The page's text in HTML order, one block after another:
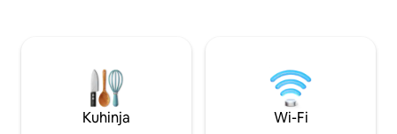
besplatnim parkingom, samo nekoliko
koraka od parkova, kafića, prodavnica,
zoološkog vrta, ptičjeg vrta i Velike
džamije – savršen za poslovna
doživite spokoj
posebne popuste
noćenja.
Kuhinja Wi-Fi